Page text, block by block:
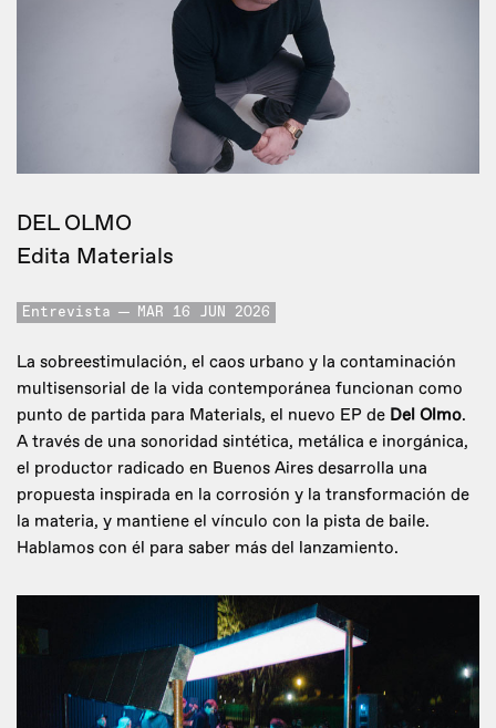
DEL OLMO
Edita Materials
Entrevista MAR 16 JUN 2026
La sobreestimulación, el caos urbano y la contaminación
multisensorial de la vida contemporánea funcionan como
punto de partida para Materials, el nuevo EP de Del Olmo.
A través de una sonoridad sintética, metálica e inorgánica,
el productor radicado en Buenos Aires desarrolla una
propuesta inspirada en la corrosión y la transformación de
la materia, y mantiene el vínculo con la pista de baile.
Hablamos con él para saber más del lanzamiento.